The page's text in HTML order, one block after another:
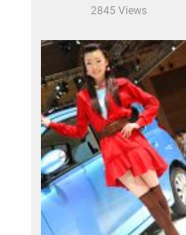
2845 Views